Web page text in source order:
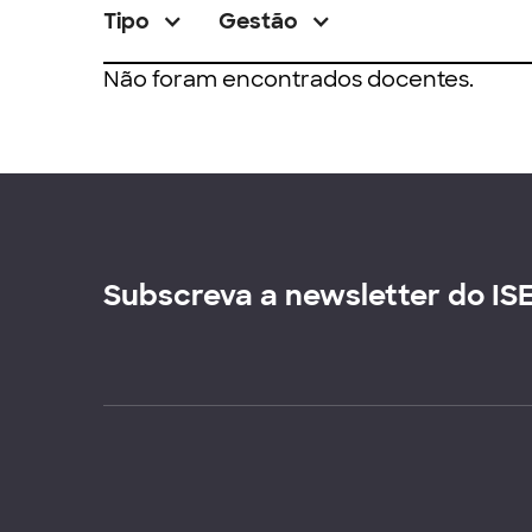
Tipo Gestão
Não foram encontrados docentes.
Subscreva a newsletter do